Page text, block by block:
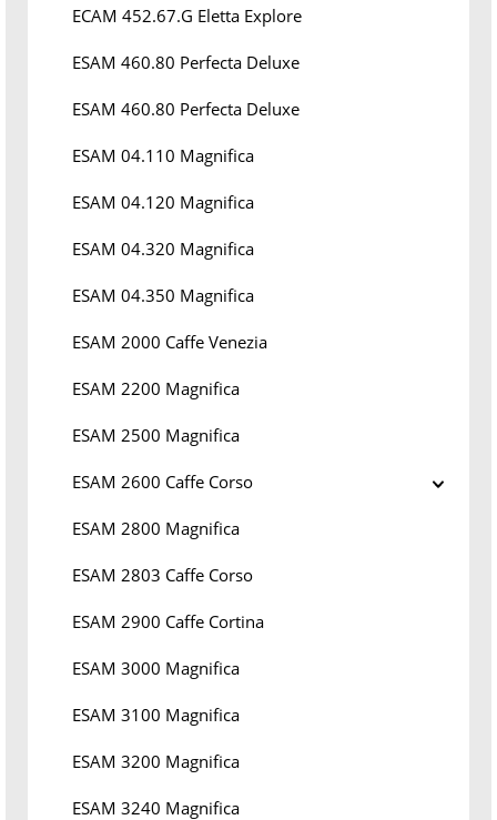
ECAM 452.67.G Eletta Explore
ESAM 460.80 Perfecta Deluxe
ESAM 460.80 Perfecta Deluxe
ESAM 04.110 Magnifica
ESAM 04.120 Magnifica
ESAM 04.320 Magnifica
ESAM 04.350 Magnifica
ESAM 2000 Caffe Venezia
ESAM 2200 Magnifica
ESAM 2500 Magnifica
ESAM 2600 Caffe Corso
ESAM 2800 Magnifica
ESAM 2803 Caffe Corso
ESAM 2900 Caffe Cortina
ESAM 3000 Magnifica
ESAM 3100 Magnifica
ESAM 3200 Magnifica
ESAM 3240 Magnifica